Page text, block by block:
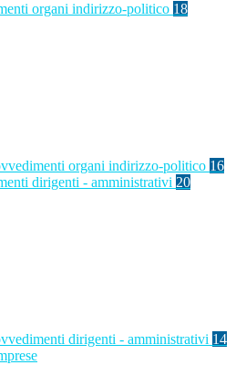
organi indirizzo-politico 18
organi indirizzo-politico 16
dirigenti - amministrativi 20
dirigenti - amministrativi 14